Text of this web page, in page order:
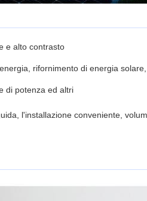
e alto contrasto
rifornimento di energia
di potenza ed altri
l'installazione conveniente,